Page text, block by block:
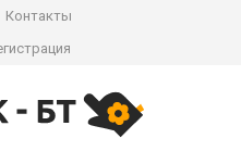
Контакты